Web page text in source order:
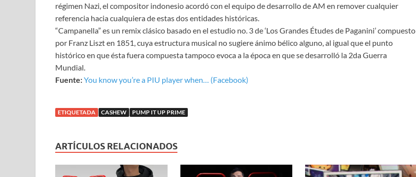
régimen Nazi, el compositor indonesio acordó con el equipo de desarrollo de AM en remover cualquier
referencia hacia cualquiera de estas dos entidades históricas.
“Campanella” es un remix clásico basado en el estudio no. 3 de ‘Los Grandes Études de Paganini’ compuesto
por Franz Liszt en 1851, cuya estructura musical no sugiere ánimo bélico alguno, al igual que el punto
histórico en que ésta fuera compuesta tampoco evoca a la época en que se desarrolló la 2da Guerra
Mundial.
Fuente:You know you’re a PIU player when… (Facebook)
ETIQUETADA CASHEW PUMP IT UP PRIME
ARTÍCULOS RELACIONADOS